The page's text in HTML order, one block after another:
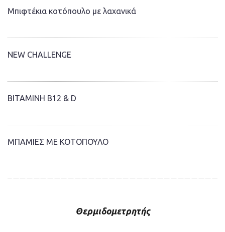
Μπιφτέκια κοτόπουλο με λαχανικά
NEW CHALLENGE
ΒΙΤΑΜΙΝΗ Β12 & D
ΜΠΑΜΙΕΣ ΜΕ ΚΟΤΟΠΟΥΛΟ
Θερμιδομετρητής